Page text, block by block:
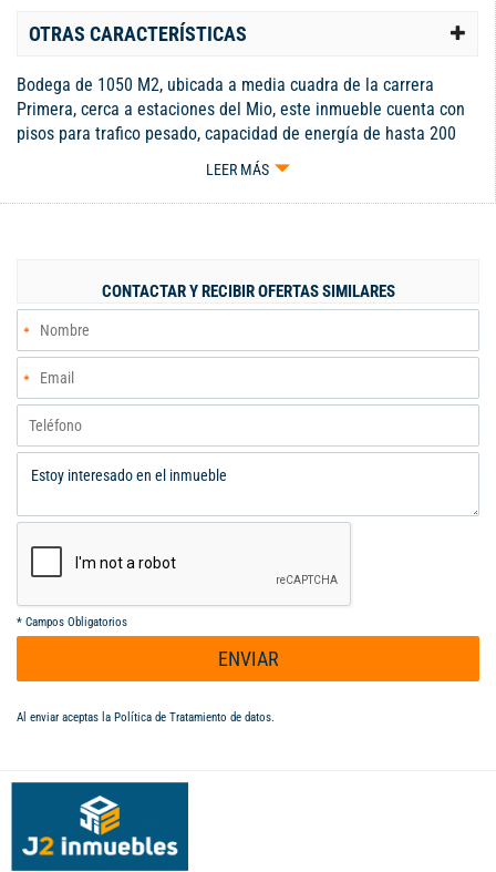
OTRAS CARACTERÍSTICAS
Bodega de 1050 M2, ubicada a media cuadra de la carrera
Primera, cerca a estaciones del Mio, este inmueble cuenta con
pisos para trafico pesado, capacidad de energía de hasta 200
Kva, altura libre de 4 metros. Informes Ubicar Soluciones
Inmobiliarias (especialistas en Bodegas y Locales) 311 7322454
Juan Jose Ospina / 313 6323987 Alfredo Aldana
LEER MÁS
CONTACTAR Y RECIBIR OFERTAS SIMILARES
* Campos Obligatorios
ENVIAR
Al enviar aceptas la Política de Tratamiento de datos.